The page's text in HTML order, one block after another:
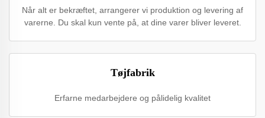
Når alt er bekræftet, arrangerer vi produktion og levering af
varerne. Du skal kun vente på, at dine varer bliver leveret.
Tøjfabrik
Erfarne medarbejdere og pålidelig kvalitet